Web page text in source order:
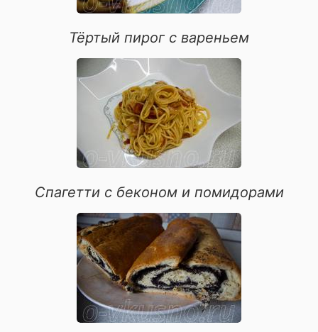
шоколадные десерты
блюда из морепродуктов
быстрое приготовление
блюда из свинины
первые блюда
овощные блюда
блюда из рыбы
для иммунитета
Тёртый пирог с вареньем
Спагетти с беконом и помидорами